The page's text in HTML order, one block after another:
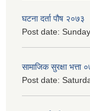
घटना दर्ता पौष २०७३
Post date:
सामाजिक सुरक्षा भत्ता
Post date: